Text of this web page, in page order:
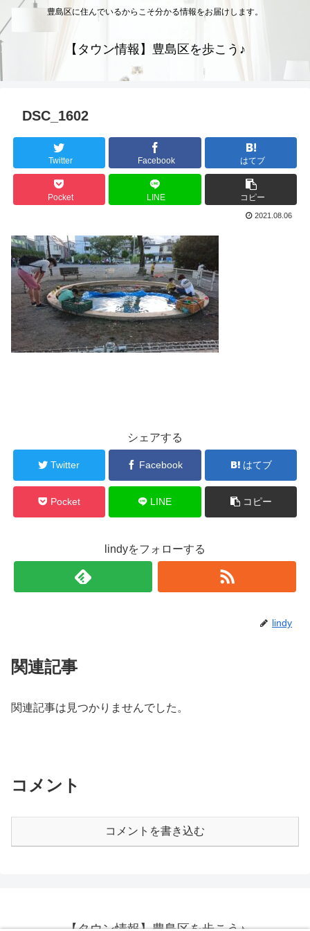
豊島区に住んでいるからこそ分かる情報をお届けします。
【タウン情報】豊島区を歩こう♪
DSC_1602
Twitter Facebook はてブ
Pocket LINE コピー
2021.08.06
シェアする
Twitter Facebook はてブ
Pocket LINE コピー
lindyをフォローする
lindy
関連記事
関連記事は見つかりませんでした。
コメント
コメントを書き込む